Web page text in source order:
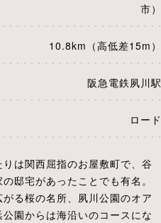
市）
10.8km（高低差15m）
阪急電鉄夙川駅
ロード
は関西屈指のお屋敷町で、谷
邸宅があったことでも有名。
る桜の名所、夙川公園のオア
園からは海沿いのコースにな